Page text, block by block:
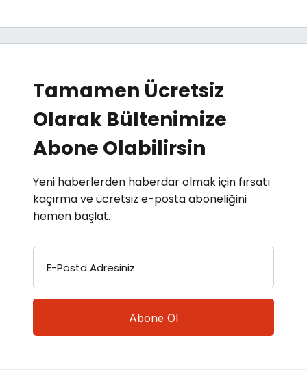
Tamamen Ücretsiz
Olarak Bültenimize
Abone Olabilirsin
Yeni haberlerden haberdar olmak için fırsatı
kaçırma ve ücretsiz e-posta aboneliğini
hemen başlat.
E-Posta Adresiniz